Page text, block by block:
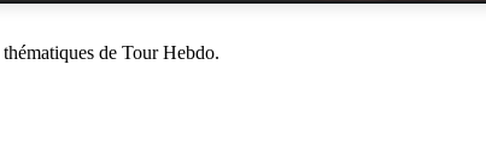
de Tour Hebdo.